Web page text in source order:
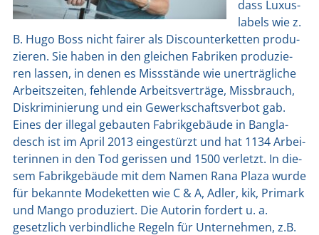
dass Luxus­
la­bels wie z.
B. Hugo Boss nicht fai­rer als Dis­coun­ter­ket­ten pro­du­
zie­ren. Sie haben in den glei­chen Fabri­ken pro­du­zie­
ren las­sen, in denen es Miss­stän­de wie uner­träg­li­che
Arbeits­zei­ten, feh­len­de Arbeits­ver­trä­ge, Miss­brauch,
Dis­kri­mi­nie­rung und ein Gewerk­schafts­ver­bot gab.
Eines der ille­gal gebau­ten Fabrik­ge­bäu­de in Ban­gla­
desch ist im April 2013 ein­ge­stürzt und hat 1134 Arbei­
te­rin­nen in den Tod geris­sen und 1500 ver­letzt. In die­
sem Fabrik­ge­bäu­de mit dem Namen Rana Pla­za wur­de
für bekann­te Mode­ket­ten wie C & A, Adler, kik, Pri­mark
und Man­go pro­du­ziert. Die Autorin for­dert u. a.
gesetz­lich ver­bind­li­che Regeln für Unter­neh­men, z.B.